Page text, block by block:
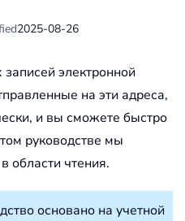
2025-08-26
электронной
на эти адреса,
и вы сможете быстро
руководстве мы
области чтения.
основано на учетной